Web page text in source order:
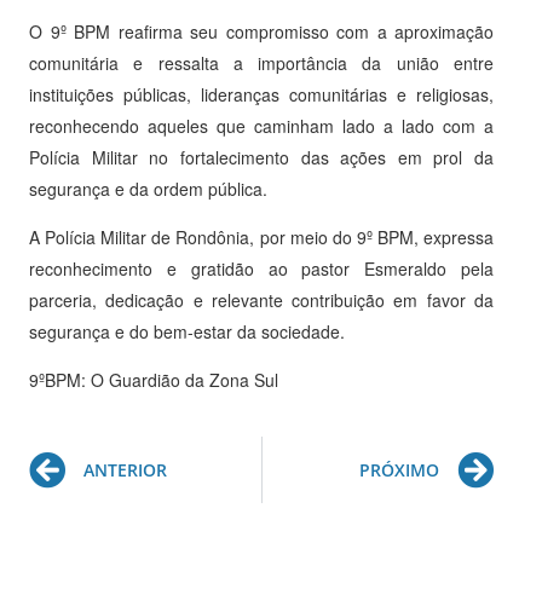
O 9º BPM reafirma seu compromisso com a aproximação
comunitária e ressalta a importância da união entre
instituições públicas, lideranças comunitárias e religiosas,
reconhecendo aqueles que caminham lado a lado com a
Polícia Militar no fortalecimento das ações em prol da
segurança e da ordem pública.
A Polícia Militar de Rondônia, por meio do 9º BPM, expressa
reconhecimento e gratidão ao pastor Esmeraldo pela
parceria, dedicação e relevante contribuição em favor da
segurança e do bem-estar da sociedade.
9ºBPM: O Guardião da Zona Sul
Prev
ANTERIOR PRÓXIMO